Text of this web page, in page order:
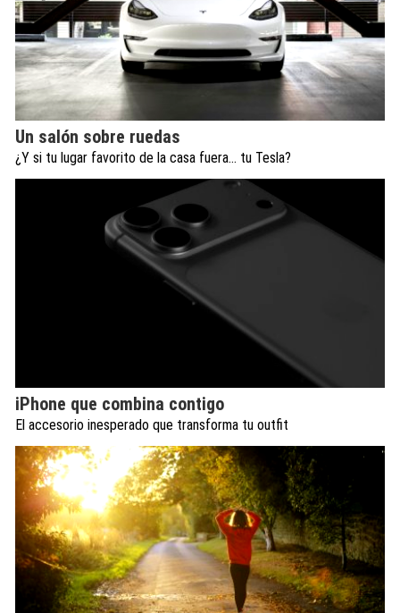
Un salón sobre ruedas
¿Y si tu lugar favorito de la casa fuera… tu Tesla?
iPhone que combina contigo
El accesorio inesperado que transforma tu outfit